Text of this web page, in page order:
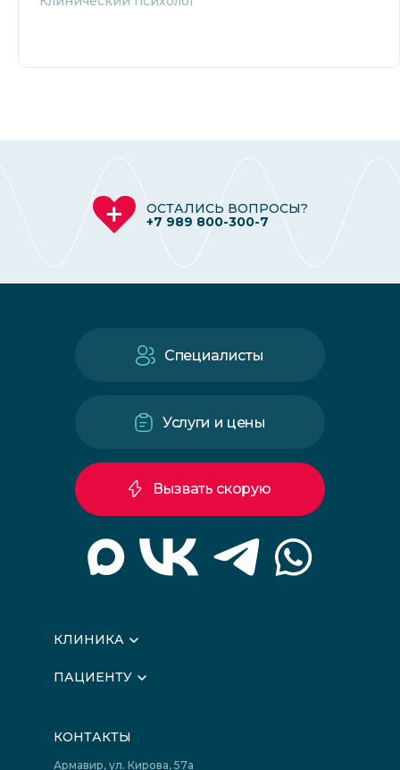
ОСТАЛИСЬ ВОПРОСЫ?
+7 989 800-300-7
КЛИНИКА
Вышестоящие организации
Лицензии
Фотогалерея
ПАЦИЕНТУ
Подготовка к сдаче анализов
Акции
Специалисты
Услуги и цены
Вызвать скорую
КОНТАКТЫ
Армавир, ул. Кирова, 57а